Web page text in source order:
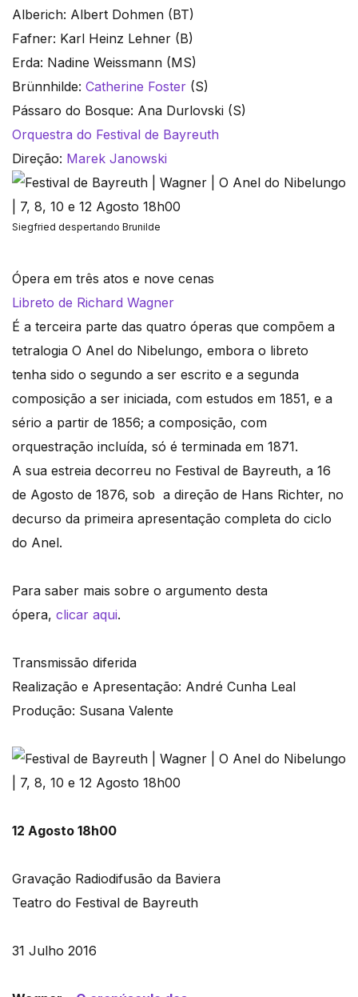
Alberich: Albert Dohmen (BT)
Fafner: Karl Heinz Lehner (B)
Erda: Nadine Weissmann (MS)
Brünnhilde: Catherine Foster (S)
Pássaro do Bosque: Ana Durlovski (S)
Orquestra do Festival de Bayreuth
Direção: Marek Janowski
Siegfried despertando Brunilde
Ópera em três atos e nove cenas
Libreto de Richard Wagner
É a terceira parte das quatro óperas que compõem a
tetralogia O Anel do Nibelungo, embora o libreto
tenha sido o segundo a ser escrito e a segunda
composição a ser iniciada, com estudos em 1851, e a
sério a partir de 1856; a composição, com
orquestração incluída, só é terminada em 1871.
A sua estreia decorreu no Festival de Bayreuth, a 16
de Agosto de 1876, sob a direção de Hans Richter, no
decurso da primeira apresentação completa do ciclo
do Anel.
Para saber mais sobre o argumento desta
ópera, clicar aqui.
Transmissão diferida
Realização e Apresentação: André Cunha Leal
Produção: Susana Valente
12 Agosto 18h00
Gravação Radiodifusão da Baviera
Teatro do Festival de Bayreuth
31 Julho 2016